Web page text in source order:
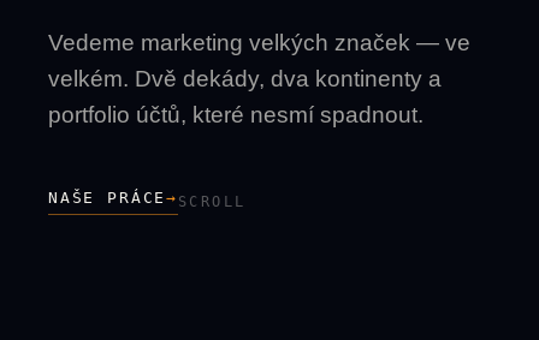
Vedeme marketing velkých značek — ve
velkém. Dvě dekády, dva kontinenty a
portfolio účtů, které nesmí spadnout.
NAŠE PRÁCE→ SCROLL